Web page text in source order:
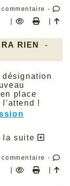
-
| |
RIEN
-
place
l'attend !
la suite
-
| |